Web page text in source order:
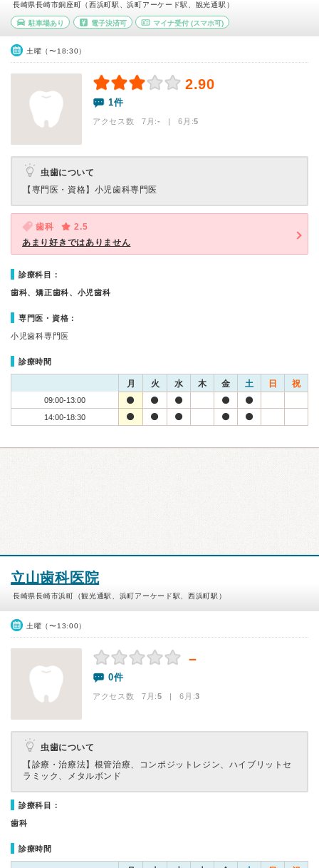
長崎県長崎市銅座町（西浜町駅、浜町アーケード駅、観光通駅）
駐車場あり 電子決済可 マイナ受付 (スマホ可)
土曜（〜18:30）
2.90
1件
アクセス数 7月:- | 6月:5
虫歯について
【専門医・資格】 小児歯科専門医
歯科
2.5
あまり好きではありません
診療科目：
歯科、矯正歯科、小児歯科
専門医・資格：
小児歯科専門医
診療時間
月 火 水 木 金 土 日 祝
09:00-13:00
14:00-18:30
立山歯科医院
長崎県長崎市浜町（観光通駅、浜町アーケード駅、西浜町駅）
土曜（〜13:00）
－
0件
アクセス数 7月:5 | 6月:3
虫歯について
【診療・治療法】 根管治療、コンポジットレジン、ハイブリットセ
ラミック、メタルボンド
診療科目：
歯科
診療時間